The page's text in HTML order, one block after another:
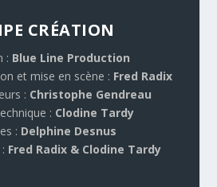
CRÉATION
: Blue Line Production
et mise en scène : Fred Radix
: Christophe Gendreau
: Clodine Tardy
: Delphine Desnus
Fred Radix & Clodine Tardy